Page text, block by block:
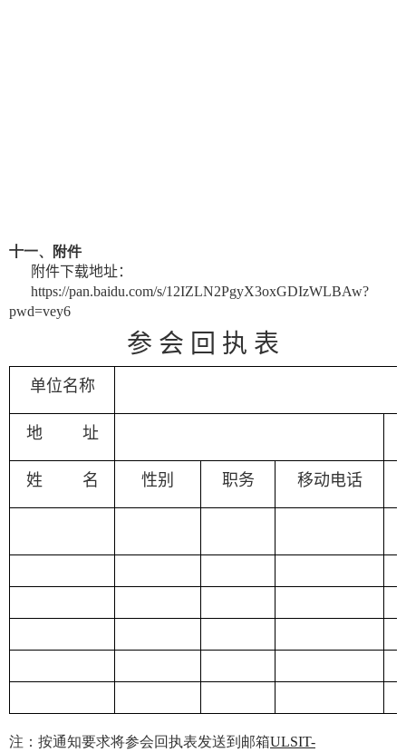
十一、附件
附件下载地址：
https://pan.baidu.com/s/12IZLN2PgyX3oxGDIzWLBAw?
pwd=vey6
参 会 回 执 表
单位名称
地 址
姓 名 性别 职务 移动电话
注：按通知要求将参会回执表发送到邮箱ULSIT-